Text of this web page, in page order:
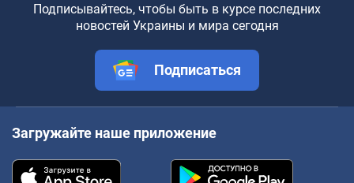
Подписывайтесь, чтобы быть в курсе последних
новостей Украины и мира сегодня
Подписаться
Загружайте наше приложение